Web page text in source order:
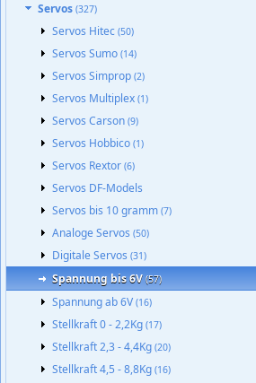
Servos (327)
Servos Hitec (50)
Servos Sumo (14)
Servos Simprop (2)
Servos Multiplex (1)
Servos Carson (9)
Servos Hobbico (1)
Servos Rextor (6)
Servos DF-Models
Servos bis 10 gramm (7)
Analoge Servos (50)
Digitale Servos (31)
Spannung bis 6V (57)
Spannung ab 6V (16)
Stellkraft 0 - 2,2Kg (17)
Stellkraft 2,3 - 4,4Kg (20)
Stellkraft 4,5 - 8,8Kg (16)